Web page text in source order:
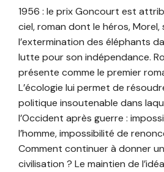
1956 : le prix Goncourt est
ciel, roman dont le héros,
l’extermination des éléphants
lutte pour son indépendance.
présente comme le premier
L’écologie lui permet de
politique insoutenable dans
l’Occident après guerre :
l’homme, impossibilité de
Comment continuer à donner un
civilisation ? Le maintien de